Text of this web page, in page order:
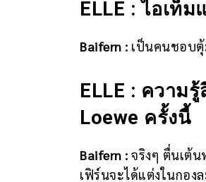
ELLE : ไอเท็
Baifern : เป็นคนชอบ
ELLE : ความ
Loewe ครั้งนี้
Baifern : จริงๆ ตื่นเต้น
เฟิร์นจะได้แต่งในกอง